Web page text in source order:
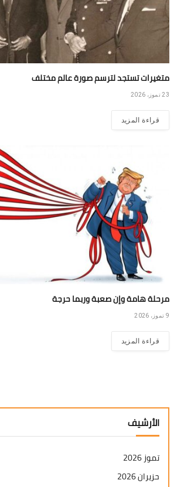
متغيرات تستجد لترسم صورة عالم مختلف
23 تموز، 2026
قراءة المزيد
مرحلة هامة وإن صعبة وربما حرجة
9 تموز، 2026
قراءة المزيد
الأرشيف
تموز 2026
حزيران 2026